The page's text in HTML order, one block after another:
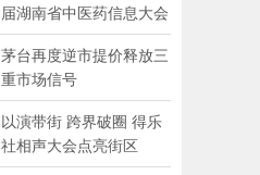
届湖南省中医药信息大会
开幕，AI正在“读懂”古老
中医
茅台再度逆市提价释放三
重市场信号
以演带街 跨界破圈 得乐
社相声大会点亮街区